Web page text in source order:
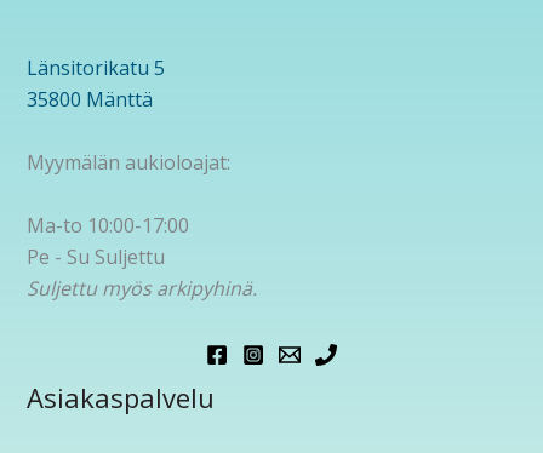
Länsitorikatu 5
35800 Mänttä
Myymälän aukioloajat:
Ma-to 10:00-17:00
Pe - Su Suljettu
Suljettu myös arkipyhinä.
Asiakaspalvelu